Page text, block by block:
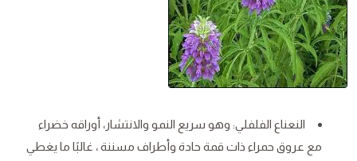
النعناع الفلفلي: وهو سريع النمو والانتشار، أوراقه خضراء
مع عروق حمراء ذات قمة حادة وأطراف مسننة ، غالبًا ما يغطي